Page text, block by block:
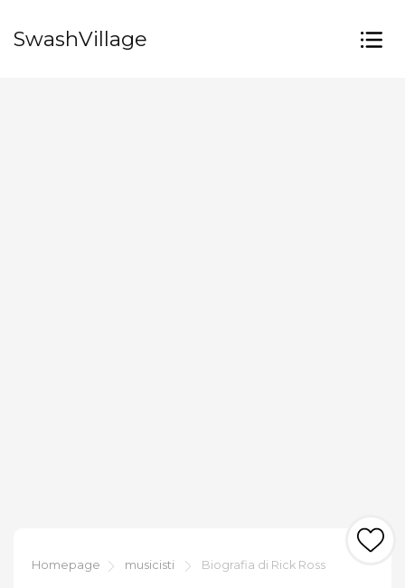
SwashVillage
Homepage musicisti Biografia di Rick Ross